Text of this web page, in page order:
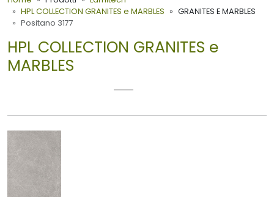
HPL COLLECTION GRANITES e MARBLES
GRANITES E MARBLES
Positano 3177
HPL COLLECTION GRANITES e
MARBLES